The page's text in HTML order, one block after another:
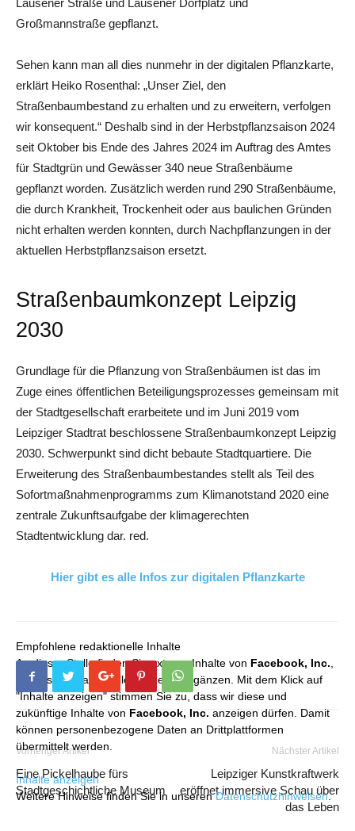
Lausener Straße und Lausener Dorfplatz und
Großmannstraße gepflanzt.
Sehen kann man all dies nunmehr in der digitalen Pflanzkarte,
erklärt Heiko Rosenthal: „Unser Ziel, den
Straßenbaumbestand zu erhalten und zu erweitern, verfolgen
wir konsequent.“ Deshalb sind in der Herbstpflanzsaison 2024
seit Oktober bis Ende des Jahres 2024 im Auftrag des Amtes
für Stadtgrün und Gewässer 340 neue Straßenbäume
gepflanzt worden. Zusätzlich werden rund 290 Straßenbäume,
die durch Krankheit, Trockenheit oder aus baulichen Gründen
nicht erhalten werden konnten, durch Nachpflanzungen in der
aktuellen Herbstpflanzsaison ersetzt.
Straßenbaumkonzept Leipzig
2030
Grundlage für die Pflanzung von Straßenbäumen ist das im
Zuge eines öffentlichen Beteiligungsprozesses gemeinsam mit
der Stadtgesellschaft erarbeitete und im Juni 2019 vom
Leipziger Stadtrat beschlossene Straßenbaumkonzept Leipzig
2030. Schwerpunkt sind dicht bebaute Stadtquartiere. Die
Erweiterung des Straßenbaumbestandes stellt als Teil des
Sofortmaßnahmenprogramms zum Klimanotstand 2020 eine
zentrale Zukunftsaufgabe der klimagerechten
Stadtentwicklung dar. red.
Hier gibt es alle Infos zur digitalen Pflanzkarte
Empfohlene redaktionelle Inhalte
An dieser Stelle finden Sie externe Inhalte von Facebook, Inc.
die unser redaktionelles Angebot ergänzen. Mit dem Klick auf
"Inhalte anzeigen" stimmen Sie zu, dass wir diese und
zukünftige Inhalte von Facebook, Inc. anzeigen dürfen. Damit
können personenbezogene Daten an Drittplattformen
übermittelt werden.
Inhalte anzeigen
Weitere Hinweise finden Sie in unserenDatenschutzhinweisen.
Vorheriger Artikel
Eine Pickelhaube fürs
Stadtgeschichtliche Museum
Nächster Artikel
Leipziger Kunstkraftwerk
eröffnet immersive Schau über
das Leben